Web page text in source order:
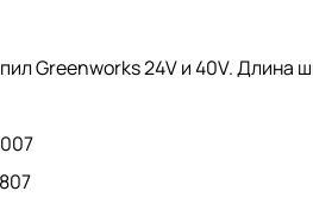
Greenworks 24V и 40V.